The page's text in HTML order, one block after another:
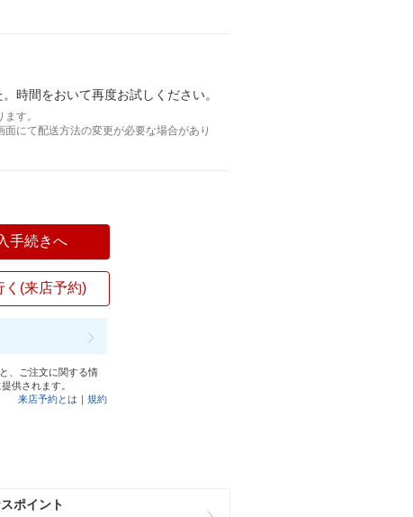
時間をおいて再度お試しください。
す。
にて配送方法の変更が必要な場合があり
手続きへ
く(来店予約)
、ご注文に関する情
供されます。
来店予約とは ｜規約
ポイント